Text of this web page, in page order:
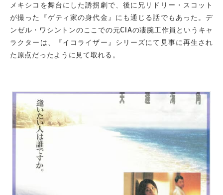
メキシコを舞台にした誘拐劇で、後に兄リドリー・スコット
が撮った『ゲティ家の身代金』にも通じる話でもあった。デ
ンゼル・ワシントンのここでの元CIAの凄腕工作員というキャ
ラクターは、『イコライザー』シリーズにて見事に再生され
た原点だったように見て取れる。